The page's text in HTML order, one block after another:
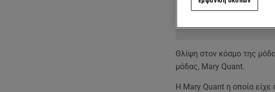
Θλίψη στον κόσμο της
μόδας, Mary Quant.
H Μary Quant η οποία είχε